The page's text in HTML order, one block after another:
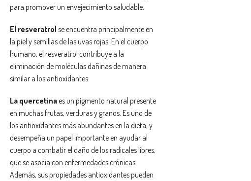
para promover un envejecimiento saludable.
El resveratrol se encuentra principalmente en
la piel y semillas de las uvas rojas. En el cuerpo
humano, el resveratrol contribuye a la
eliminación de moléculas dañinas de manera
similar a los antioxidantes.
La quercetinaes un pigmento natural presente
en muchas frutas, verduras y granos. Es uno de
los antioxidantes más abundantes en la dieta, y
desempeña un papel importante en ayudar al
cuerpo a combatir el daño de los radicales libres,
que se asocia con enfermedades crónicas.
Además, sus propiedades antioxidantes pueden